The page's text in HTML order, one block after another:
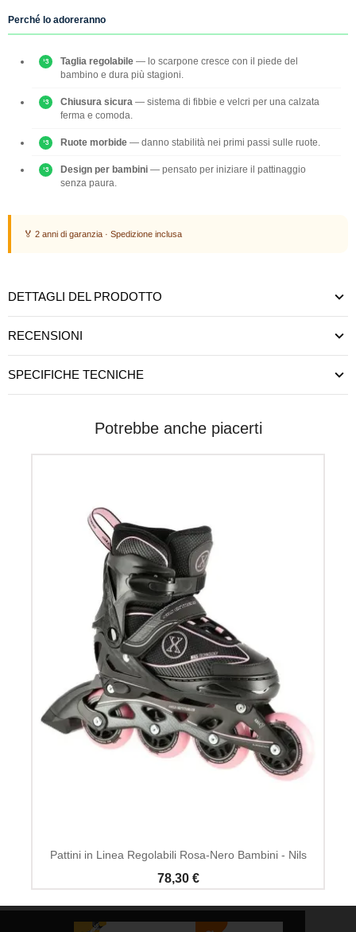
Perché lo adoreranno
Taglia regolabile — lo scarpone cresce con il piede del
bambino e dura più stagioni.
Chiusura sicura — sistema di fibbie e velcri per una calzata
ferma e comoda.
Ruote morbide — danno stabilità nei primi passi sulle ruote.
Design per bambini — pensato per iniziare il pattinaggio
senza paura.
🏅 2 anni di garanzia · Spedizione inclusa
DETTAGLI DEL PRODOTTO
RECENSIONI
SPECIFICHE TECNICHE
Potrebbe anche piacerti
Pattini in Linea Regolabili Rosa-Nero Bambini - Nils
78,30 €